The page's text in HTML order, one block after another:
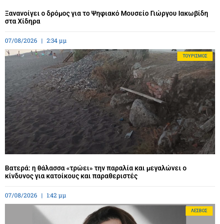
Ξανανοίγει ο δρόμος για το Ψηφιακό Μουσείο Γιώργου Ιακωβίδη
στα Χίδηρα
07/08/2026 2:34 μμ
ΤΟΥΡΙΣΜΌΣ
Βατερά: η θάλασσα «τρώει» την παραλία και μεγαλώνει ο
κίνδυνος για κατοίκους και παραθεριστές
07/08/2026 1:42 μμ
ΛΈΣΒΟΣ